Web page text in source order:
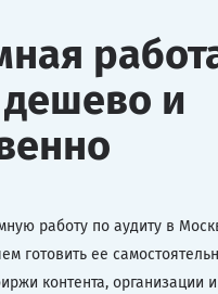
дешево и
работу по аудиту в
готовить ее
контента, организации